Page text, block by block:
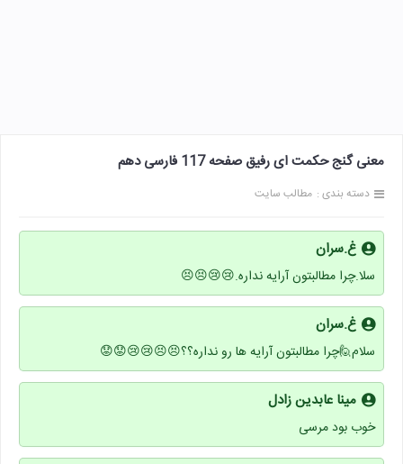
معنی گنج حکمت ای رفیق صفحه 117 فارسی دهم
دسته بندی : مطالب سایت
غ.سران
سلا.چرا مطالبتون آرایه نداره.😢😢😣😣
غ.سران
سلام🙋چرا مطالبتون آرایه ها رو نداره؟؟😣😣😢😢😟😟
مینا عابدین زادل
خوب بود مرسی